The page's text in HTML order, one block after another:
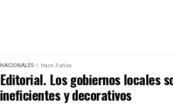
NACIONALES Hace 3 años
Editorial. Los gobiernos locales
ineficientes y decorativos